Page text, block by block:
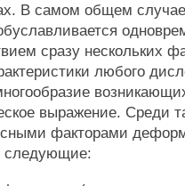
В самом общем
сразу нескольких
любого
выражение. Среди
факторами
следующие: